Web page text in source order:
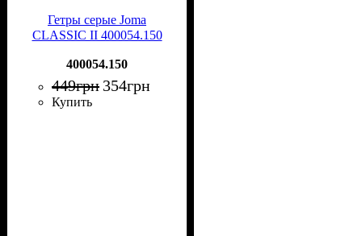
Гетры серые Joma
CLASSIC II 400054.150
400054.150
449грн 354грн
Купить